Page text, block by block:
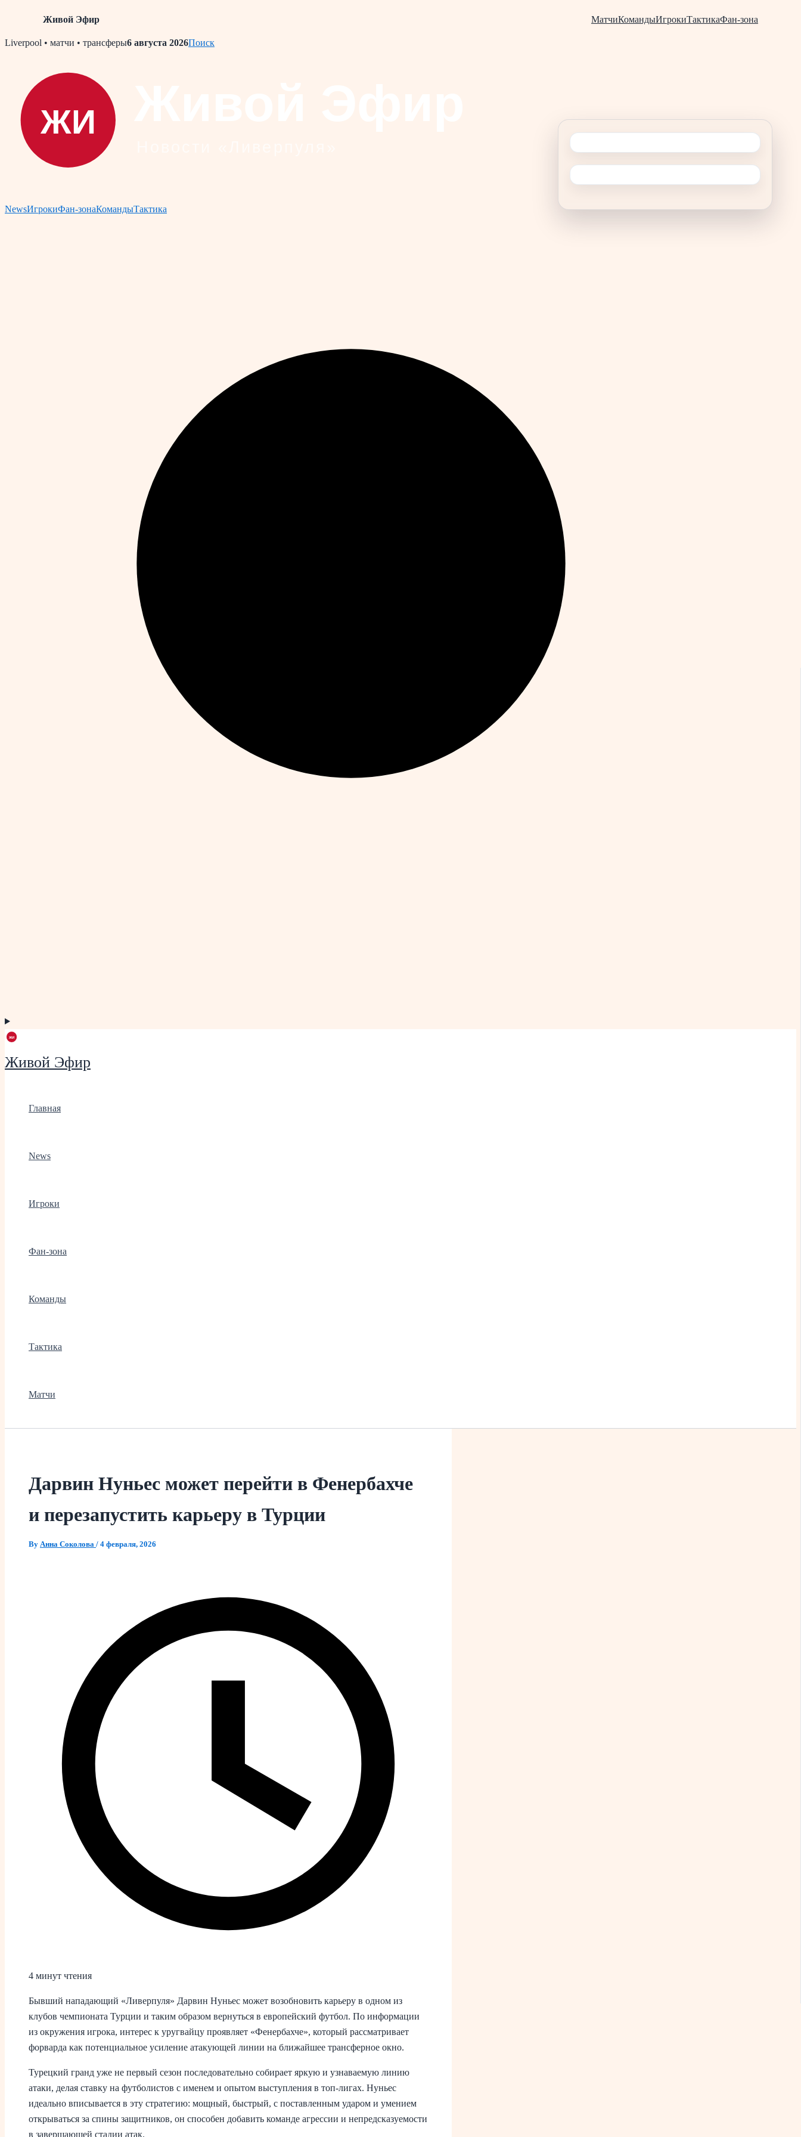
Живой Эфир МатчиКомандыИгрокиТактикаФан-зона
Skip
Liverpool • матчи • трансферы6 августа 2026Поиск
NewsИгрокиФан-зонаКомандыТактика
Живой Эфир
Главная
News
Игроки
Фан-зона
Команды
Тактика
Матчи
Дарвин Нуньес может перейти в Фенербахче
и перезапустить карьеру в Турции
By Анна Соколова / 4 февраля, 2026
4 минут чтения
Бывший нападающий «Ливерпуля» Дарвин Нуньес может возобновить карьеру в одном из
клубов чемпионата Турции и таким образом вернуться в европейский футбол. По информации
из окружения игрока, интерес к уругвайцу проявляет «Фенербахче», который рассматривает
форварда как потенциальное усиление атакующей линии на ближайшее трансферное окно.
Турецкий гранд уже не первый сезон последовательно собирает яркую и узнаваемую линию
атаки, делая ставку на футболистов с именем и опытом выступления в топ‑лигах. Нуньес
идеально вписывается в эту стратегию: мощный, быстрый, с поставленным ударом и умением
открываться за спины защитников, он способен добавить команде агрессии и непредсказуемости
в завершающей стадии атак.